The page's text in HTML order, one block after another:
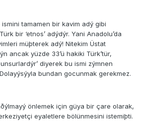
tamamen bir kavim adý gibi
bir ‘etnos’ adýdýr. Yani Anadolu’da
müþterek adý! Nitekim Üstat
ancak yüzde 33’ü hakiki Türk’tür,
diyerek bu ismi zýmnen
bundan gocunmak gerekmez.
önlemek için güya bir çare olarak,
eyaletlere bölünmesini istemiþti.